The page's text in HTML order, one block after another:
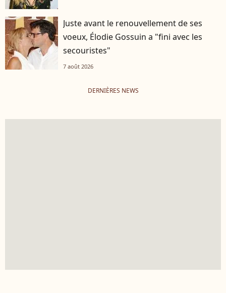
Juste avant le renouvellement de ses
voeux, Élodie Gossuin a "fini avec les
secouristes"
7 août 2026
DERNIÈRES NEWS